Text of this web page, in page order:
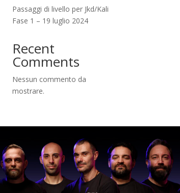
Passaggi di livello per Jkd/Kali
Fase 1 – 19 luglio 2024
Recent
Comments
Nessun commento da
mostrare.